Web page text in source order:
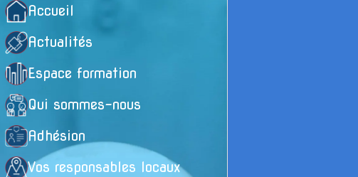
Accueil
Actualités
Espace formation
Qui sommes-nous
Adhésion
Vos responsables locaux